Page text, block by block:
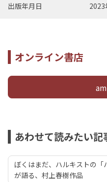
出版年月日
2023
オンライン書店
あわせて読みたい記
ぼくはまだ、ハルキストの「
が語る、村上春樹作品